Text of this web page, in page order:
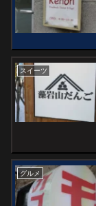
スイーツ
グルメ